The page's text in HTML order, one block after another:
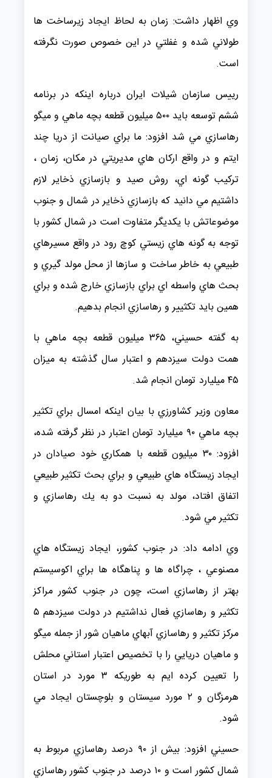
وي اظهار داشت: زمان به لحاظ ايجاد زيرساخت ها
طولاني شده و غفلتي در اين خصوص صورت نگرفته
است.
رييس سازمان شيلات ايران درباره اينكه در برنامه
ششم توسعه بايد ۵۰۰ ميليون قطعه بچه ماهي و ميگو
رهاسازي مي شد افزود: ما براي صيانت از دريا چند
ايتم و در واقع اركان هاي مديريتي در مكان، زمان ،
تركيب گونه اي، روش صيد و بازسازي ذخاير لازم
داشتيم مي دانيد كه بازسازي ذخاير در شمال و جنوب
موضوعاتش با يكديگر متفاوت است در شمال كشور با
توجه به گونه هاي زيستي كوچ رود در واقع مسيرهاي
طبيعي به خاطر ساخت و سازها از محل مولد گيري و
بحث هاي واسطه اي براي بازسازي خارج شده و براي
همين بايد تكثيير و رهاسازي انجام بدهيم.
به گفته حسيني، ۳۶۵ ميليون قطعه بچه ماهي با
همت دولت سيزدهم و اعتبار سال گذشته به ميزان
۴۵ ميليارد تومان انجام شد.
معاون وزير كشاورزي با بيان اينكه امسال براي تكثير
بچه ماهي ۹۰ ميليارد تومان اعتبار در نظر گرفته شده،
افزود: ۳۰ ميليون قطعه با همكاري خود صيادان در
ايجاد زيستگاه هاي طبيعي و براي بحث تكثير طبيعي
اتفاق افتاد، مولد به نسبت دو به يك رهاسازي و
تكثير مي شود.
وي ادامه داد: در جنوب كشور، ايجاد زيستگاه هاي
مصنوعي ، چراگاه ها و پناهگاه ها براي اكوسيستم
بهتر از رهاسازي است، چون در جنوب كشور مراكز
تكثير و رهاسازي فعال نداشتيم در دولت سيزدهم ۵
مركز تكثير و رهاسازي آبهاي ماهيان شور از جمله ميگو
و ماهيان دريايي را با تخصيص اعتبار استاني محلش
را تعيين كرده ايم به طوريكه ۳ مورد در استان
هرمزگان و ۲ مورد سيستان و بلوچستان ايجاد مي
شود.
حسيني افزود: بيش از ۹۰ درصد رهاسازي مربوط به
شمال كشور است و ۱۰ درصد در جنوب كشور رهاسازي